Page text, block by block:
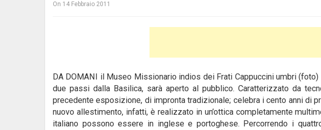
On 14 Febbraio 2011
DA DOMANI il Museo Missionario indios dei Frati Cappuccini umbri
due passi dalla Basilica, sarà aperto al pubblico. Caratterizzato da
precedente esposizione, di impronta tradizionale; celebra i cento anni di
nuovo allestimento, infatti, è realizzato in un’ottica completamente
italiano possono essere in inglese e portoghese. Percorrendo i